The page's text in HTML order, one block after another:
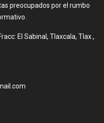
preocupados por el rumbo
El Sabinal, Tlaxcala, Tlax.,